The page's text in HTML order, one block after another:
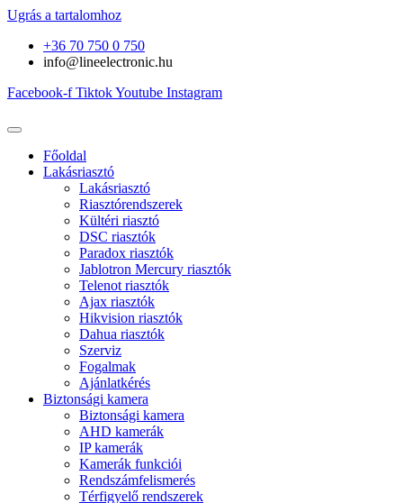
Ugrás a tartalomhoz
+36 70 750 0 750
info@lineelectronic.hu
Facebook-f TiktokYoutube Instagram
Főoldal
Lakásriasztó
Lakásriasztó
Riasztórendszerek
Kültéri riasztó
DSC riasztók
Paradox riasztók
Jablotron Mercury riasztók
Telenot riasztók
Ajax riasztók
Hikvision riasztók
Dahua riasztók
Szerviz
Fogalmak
Ajánlatkérés
Biztonsági kamera
Biztonsági kamera
AHD kamerák
IP kamerák
Kamerák funkciói
Rendszámfelismerés
Térfigyelő rendszerek